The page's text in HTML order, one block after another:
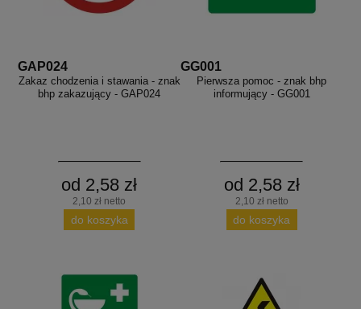
GAP024
Zakaz chodzenia i stawania - znak
bhp zakazujący - GAP024
od 2,58 zł
2,10 zł netto
do koszyka
GG001
Pierwsza pomoc - znak bhp
informujący - GG001
od 2,58 zł
2,10 zł netto
do koszyka